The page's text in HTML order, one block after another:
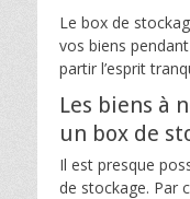
Le box de
vos biens
partir l’esprit
Les biens à
un box de
Il est presque
de stockage. Par